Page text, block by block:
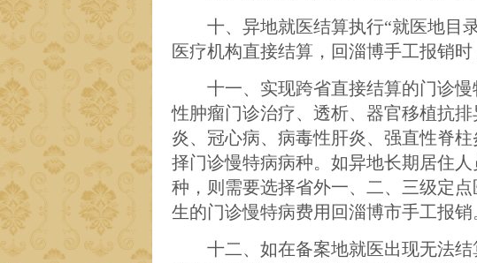
十、异地就医结算执行“就医地目
医疗机构直接结算，回淄博手工报销时
十一、实现跨省直接结算的门诊
性肿瘤门诊治疗、透析、器官移植抗
炎、冠心病、病毒性肝炎、强直性脊
择门诊慢特病病种。如异地长期居住 人
种 ，则 需要选择省外一、二、三级定点
生的门诊慢特病费用 回淄博市手工报销
十二、如在备案地就医出现无法